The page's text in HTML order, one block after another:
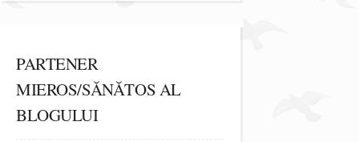
PARTENER
MIEROS/SĂNĂTOS AL
BLOGULUI